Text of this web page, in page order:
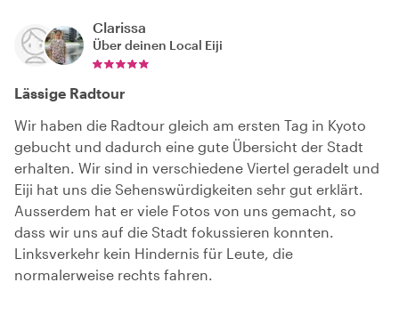
Clarissa
Über deinen Local Eiji
Lässige Radtour
Wir haben die Radtour gleich am ersten Tag in Kyoto
gebucht und dadurch eine gute Übersicht der Stadt
erhalten. Wir sind in verschiedene Viertel geradelt und
Eiji hat uns die Sehenswürdigkeiten sehr gut erklärt.
Ausserdem hat er viele Fotos von uns gemacht, so
dass wir uns auf die Stadt fokussieren konnten.
Linksverkehr kein Hindernis für Leute, die
normalerweise rechts fahren.